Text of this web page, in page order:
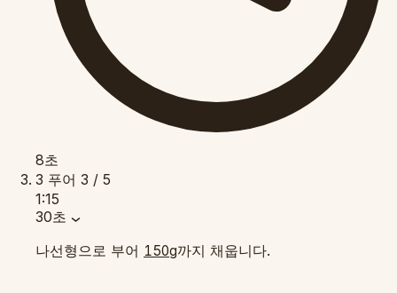
8초
3 푸어 3 / 5
1:15
30초
나선형으로 부어 150g까지 채웁니다.